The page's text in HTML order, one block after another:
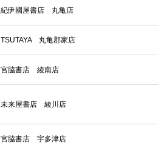
紀伊國屋書店 丸亀店
TSUTAYA 丸亀郡家店
宮脇書店 綾南店
未来屋書店 綾川店
宮脇書店 宇多津店